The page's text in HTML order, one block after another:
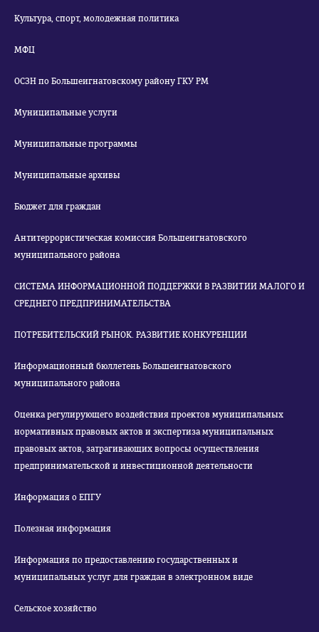
Культура, спорт, молодежная политика
МФЦ
ОСЗН по Большеигнатовскому району ГКУ РМ
Муниципальные услуги
Муниципальные программы
Муниципальные архивы
Бюджет для граждан
Антитеррористическая комиссия Большеигнатовского
муниципального района
СИСТЕМА ИНФОРМАЦИОННОЙ ПОДДЕРЖКИ В РАЗВИТИИ МАЛОГО И
СРЕДНЕГО ПРЕДПРИНИМАТЕЛЬСТВА
ПОТРЕБИТЕЛЬСКИЙ РЫНОК. РАЗВИТИЕ КОНКУРЕНЦИИ
Информационный бюллетень Большеигнатовского
муниципального района
Оценка регулирующего воздействия проектов муниципальных
нормативных правовых актов и экспертиза муниципальных
правовых актов, затрагивающих вопросы осуществления
предпринимательской и инвестиционной деятельности
Информация о ЕПГУ
Полезная информация
Информация по предоставлению государственных и
муниципальных услуг для граждан в электронном виде
Сельское хозяйство